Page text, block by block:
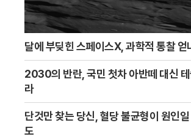
달에 부딪힌 스페이스X, 과학적 통찰 얻
2030의 반란, 국민 첫차 아반떼 대신
라
단것만 찾는 당신, 혈당 불균형이 원인
도